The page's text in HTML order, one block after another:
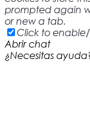
prompted again
or new a tab.
Click to enable/
Abrir chat
¿Necesitas